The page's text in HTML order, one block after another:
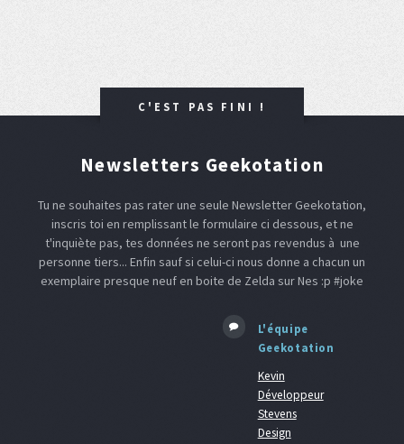
C'EST PAS FINI !
Newsletters Geekotation
Tu ne souhaites pas rater une seule Newsletter Geekotation,
inscris toi en remplissant le formulaire ci dessous, et ne
t'inquiète pas, tes données ne seront pas revendus à une
personne tiers... Enfin sauf si celui-ci nous donne a chacun un
exemplaire presque neuf en boite de Zelda sur Nes :p #joke
L'équipe
Geekotation
Kevin
Développeur
Stevens
Design